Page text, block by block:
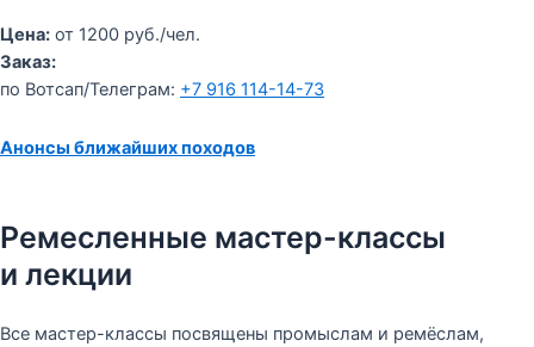
Цена: от 1200 руб./чел.
Заказ:
по Вотсап/Телеграм: +7 916 114-14-73
Анонсы ближайших походов
Ремесленные мастер-классы
и лекции
Все мастер-классы посвящены промыслам и ремёслам,